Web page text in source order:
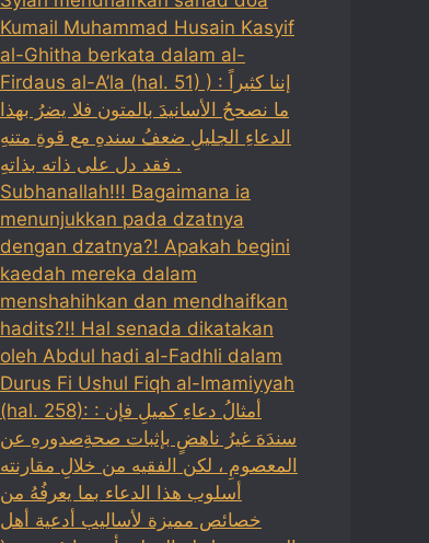
Kumail Muhammad Husain Kasyif
al-Ghitha berkata dalam al-
Firdaus al-A’la (hal. 51) ) : إننا كثيراً
ما نصححُ الأسانيدَ بالمتون فلا يضرُ بهذا
الدعاءِ الجليلِ ضعفُ سندهِ مع قوةِ متنهِ
فقد دل على ذاته بذاتهِ .
Subhanallah!!! Bagaimana ia
menunjukkan pada dzatnya
dengan dzatnya?! Apakah begini
kaedah mereka dalam
menshahihkan dan mendhaifkan
hadits?!! Hal senada dikatakan
oleh Abdul hadi al-Fadhli dalam
Durus Fi Ushul Fiqh al-Imamiyyah
(hal. 258): : أمثالُ دعاءِ كميلِ فإن
سندَهَ غيرُ ناهضٍ بإثبات صحةِصدورهِ عن
المعصومِ ، لكن الفقيه من خلالِ مقارنته
أسلوب هذا الدعاء بما يعرفُهُ من
خصائص مميزة لأساليب أدعية أهل